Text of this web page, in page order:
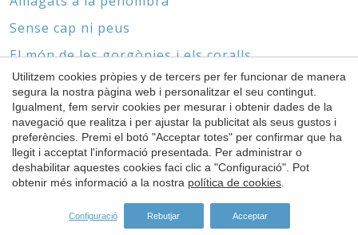
Sense cap ni peus
El món de les gorgònies i els coralls
ESPÒNSORS
Utilitzem cookies pròpies y de tercers per fer funcionar de manera
segura la nostra pàgina web i personalitzar el seu contingut.
Igualment, fem servir cookies per mesurar i obtenir dades de la
navegació que realitza i per ajustar la publicitat als seus gustos i
preferències. Premi el botó "Acceptar totes" per confirmar que ha
llegit i acceptat l'informació presentada. Per administrar o
deshabilitar aquestes cookies faci clic a "Configuració". Pot
obtenir més informació a la nostra política de cookies.
Configuració Rebutjar Acceptar
Guardar configuració Acceptar totes